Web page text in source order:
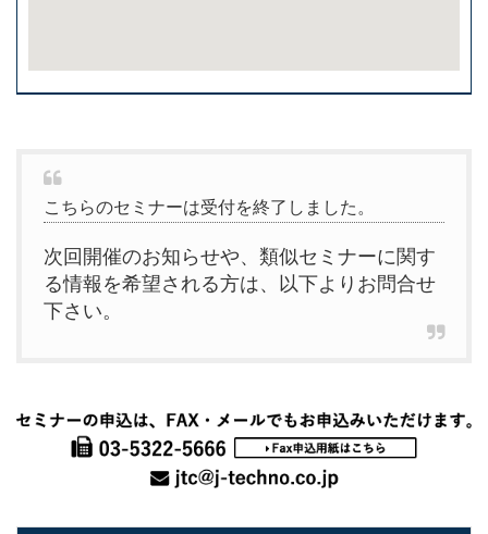
こちらのセミナーは受付を終了しました。
次回開催のお知らせや、類似セミナーに関す
る情報を希望される方は、以下よりお問合せ
下さい。